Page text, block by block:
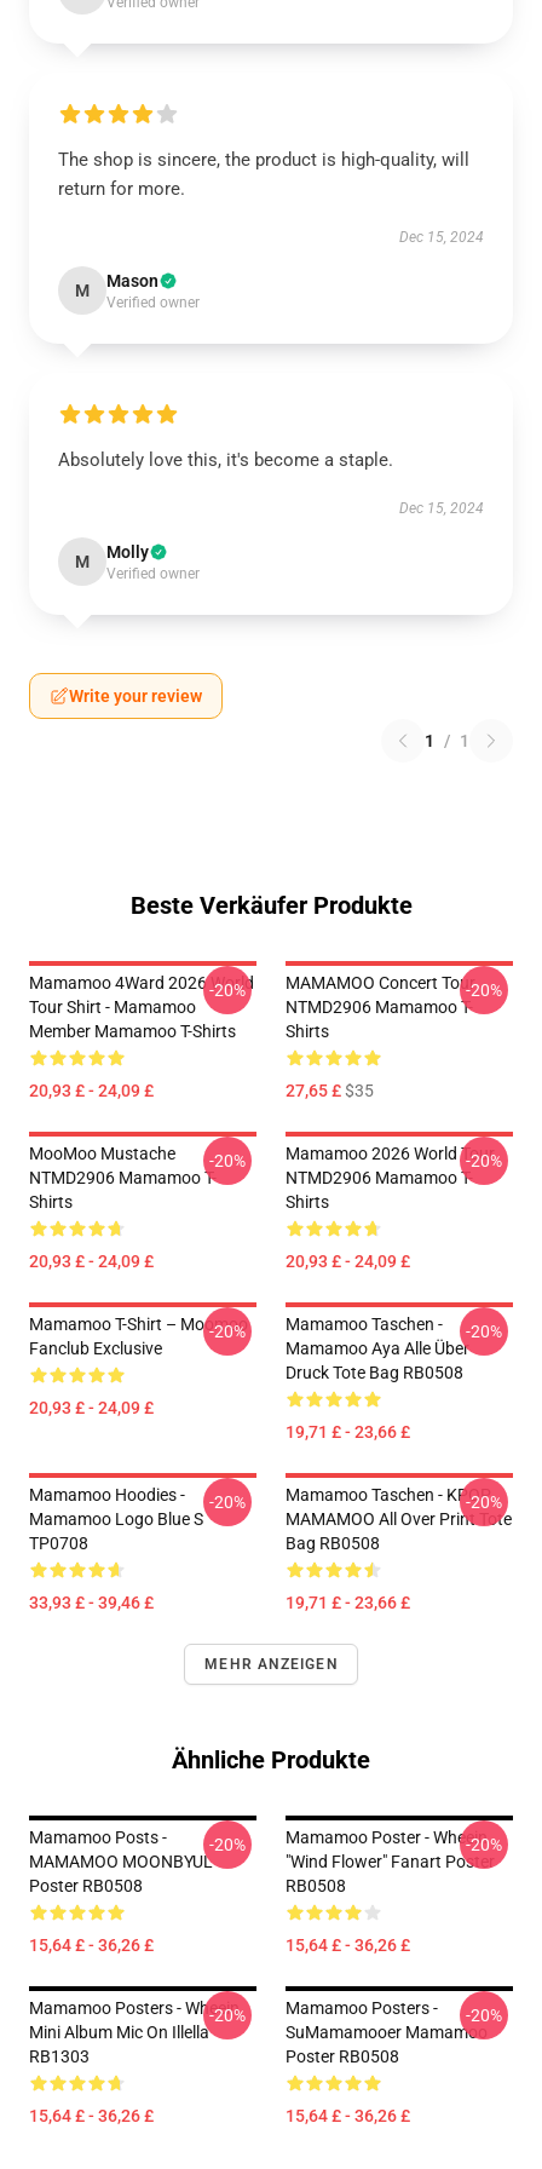
The shop is sincere, the product is high-quality, will
return for more.
Dec 15, 2024
M Mason
Verified owner
Absolutely love this, it's become a staple.
Dec 15, 2024
M Molly
Verified owner
Write your review
1 / 1
Beste Verkäufer Produkte
Mamamoo 4Ward 2026 World
Tour Shirt - Mamamoo
Member Mamamoo T-Shirts
20,93 £ - 24,09 £
-20%
MAMAMOO Concert Tour
NTMD2906 Mamamoo T-
Shirts
27,65 £$35
-20%
MooMoo Mustache
NTMD2906 Mamamoo T-
Shirts
20,93 £ - 24,09 £
-20%
Mamamoo 2026 World Tour
NTMD2906 Mamamoo T-
Shirts
20,93 £ - 24,09 £
-20%
Mamamoo T-Shirt – Moomoo
Fanclub Exclusive
20,93 £ - 24,09 £
-20%
Mamamoo Taschen -
Mamamoo Aya Alle Über
Druck Tote Bag RB0508
19,71 £ - 23,66 £
-20%
Mamamoo Hoodies -
Mamamoo Logo Blue S
TP0708
33,93 £ - 39,46 £
-20%
Mamamoo Taschen - KPOP
MAMAMOO All Over Print Tote
Bag RB0508
19,71 £ - 23,66 £
-20%
MEHR ANZEIGEN
Ähnliche Produkte
Mamamoo Posts -
MAMAMOO MOONBYUL
Poster RB0508
15,64 £ - 36,26 £
-20%
Mamamoo Poster - Wheein
"Wind Flower" Fanart Poster
RB0508
15,64 £ - 36,26 £
-20%
Mamamoo Posters - Wheein
Mini Album Mic On Illella
RB1303
15,64 £ - 36,26 £
-20%
Mamamoo Posters -
SuMamamooer Mamamoo
Poster RB0508
15,64 £ - 36,26 £
-20%